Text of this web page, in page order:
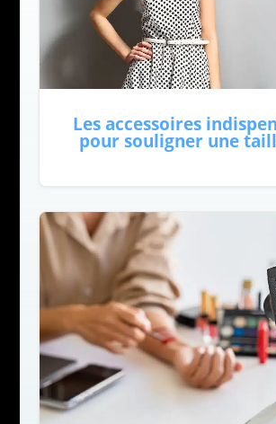
Les accessoires
pour souligner une